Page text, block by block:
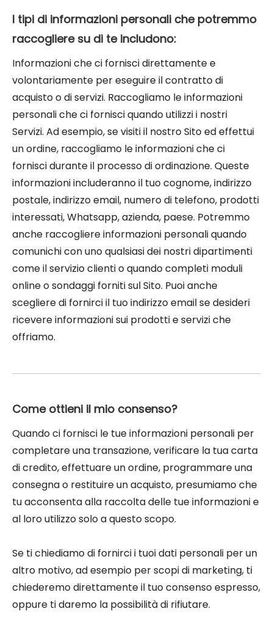
I tipi di informazioni personali che potremmo
raccogliere su di te includono:
Informazioni che ci fornisci direttamente e
volontariamente per eseguire il contratto di
acquisto o di servizi. Raccogliamo le informazioni
personali che ci fornisci quando utilizzi i nostri
Servizi. Ad esempio, se visiti il ​​nostro Sito ed effettui
un ordine, raccogliamo le informazioni che ci
fornisci durante il processo di ordinazione. Queste
informazioni includeranno il tuo cognome, indirizzo
postale, indirizzo email, numero di telefono, prodotti
interessati, Whatsapp, azienda, paese. Potremmo
anche raccogliere informazioni personali quando
comunichi con uno qualsiasi dei nostri dipartimenti
come il servizio clienti o quando completi moduli
online o sondaggi forniti sul Sito. Puoi anche
scegliere di fornirci il tuo indirizzo email se desideri
ricevere informazioni sui prodotti e servizi che
offriamo.
Come ottieni il mio consenso?
Quando ci fornisci le tue informazioni personali per
completare una transazione, verificare la tua carta
di credito, effettuare un ordine, programmare una
consegna o restituire un acquisto, presumiamo che
tu acconsenta alla raccolta delle tue informazioni e
al loro utilizzo solo a questo scopo.
Se ti chiediamo di fornirci i tuoi dati personali per un
altro motivo, ad esempio per scopi di marketing, ti
chiederemo direttamente il tuo consenso espresso,
oppure ti daremo la possibilità di rifiutare.